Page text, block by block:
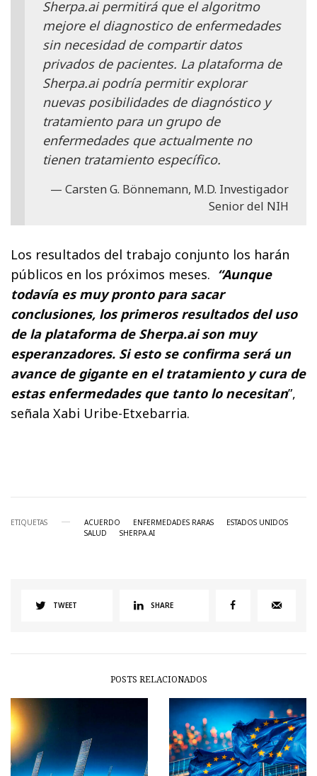
Sherpa.ai permitirá que el algoritmo
mejore el diagnostico de enfermedades
sin necesidad de compartir datos
privados de pacientes. La plataforma de
Sherpa.ai podría permitir explorar
nuevas posibilidades de diagnóstico y
tratamiento para un grupo de
enfermedades que actualmente no
tienen tratamiento específico.
Carsten G. Bönnemann, M.D. Investigador
Senior del NIH
Los resultados del trabajo conjunto los harán
públicos en los próximos meses. “Aunque
todavía es muy pronto para sacar
conclusiones, los primeros resultados del uso
de la plataforma de Sherpa.ai son muy
esperanzadores. Si esto se confirma será un
avance de gigante en el tratamiento y cura de
estas enfermedades que tanto lo necesitan”,
señala Xabi Uribe-Etxebarria.
ETIQUETAS ACUERDO ENFERMEDADES RARAS
ESTADOS UNIDOS
SALUD
SHERPA.AI
TWEET SHARE
POSTS RELACIONADOS